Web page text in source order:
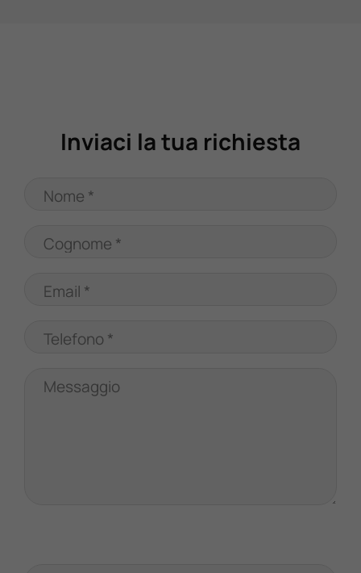
Lavora Con NoiInviaci la tua richiesta
Nome *
Cognome *
Email *
Telefono *
Messaggio